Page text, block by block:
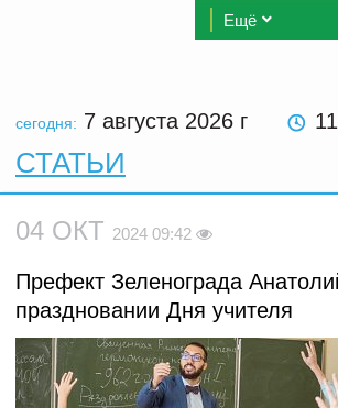
Ещё
сегодня: 7 августа 2026 г
СТАТЬИ
04 ОКТ 2024 09:42
Префект Зеленограда
праздновании Дня учителя